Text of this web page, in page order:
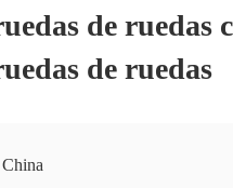
de ruedas
de ruedas
China